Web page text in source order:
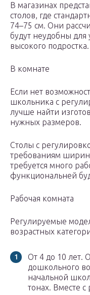
В магазинах
столов, где
74–75 см. Они
будут неудобны
высокого подростка.
В комнате
Если нет
школьника с
лучше найти
нужных размеров.
Столы с
требованиям
требуется много
функциональней
Рабочая комната
Регулируемые
возрастных
От 4 до 10 лет.
дошкольного
начальной
тонах. Вместе